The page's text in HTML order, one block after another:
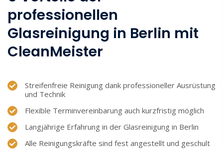
professionellen
Glasreinigung in Berlin mit
CleanMeister
Streifenfreie Reinigung dank professioneller Ausrüstung
und Technik
Flexible Terminvereinbarung auch kurzfristig möglich
Langjährige Erfahrung in der Glasreinigung in Berlin
Alle Reinigungskräfte sind fest angestellt und geschult